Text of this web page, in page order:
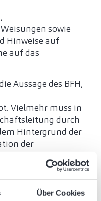
Über Cookies
sowie
Hinweise auf
auf das
Aussage des BFH,
Vielmehr muss in
durch
Hintergrund der
der
wird in der
entgeltlicher